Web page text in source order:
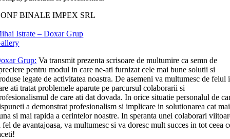
BINALE IMPEX SRL
Istrate – Doxar Grup
Grup: Va transmit prezenta scrisoare de multumire ca semn de
pentru modul in care ne-ati furnizat cele mai bune solutii si
legate de activitatea noastra. De asemeni va multumesc de felul
ati tratat problemele aparute pe parcursul colaborarii si
de care ati dat dovada. In orice situatie personalul de
a demonstrat profesionalism si implicare in solutionarea cat mai
si mai rapida a cerintelor noastre. In speranta unei colaborari
fel de avantajoasa, va multumesc si va doresc mult succes in tot ceea